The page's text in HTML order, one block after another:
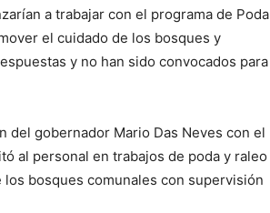
a trabajar con el programa de Poda
el cuidado de los bosques y
y no han sido convocados para
del gobernador Mario Das Neves con el
al personal en trabajos de poda y raleo
bosques comunales con supervisión